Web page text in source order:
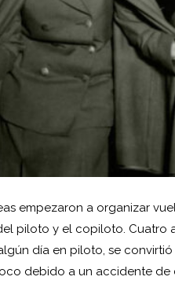
empezaron a organizar
piloto y el copiloto. Cuatro
día en piloto, se
debido a un accidente